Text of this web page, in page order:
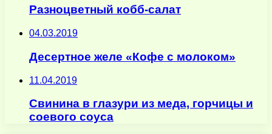
Разноцветный кобб-салат
04.03.2019
Десертное желе «Кофе с молоком»
11.04.2019
Свинина в глазури из меда, горчицы и
соевого соуса